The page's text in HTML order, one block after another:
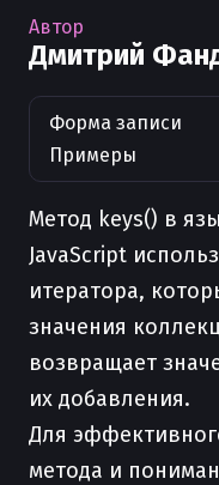
Автор
Дмитрий
Форма записи
Примеры
Метод keys() в
JavaScript
итератора,
значения
возвращает
их добавления.
Для
метода и